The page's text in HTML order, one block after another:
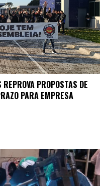
PROPOSTAS DE
PARA EMPRESA